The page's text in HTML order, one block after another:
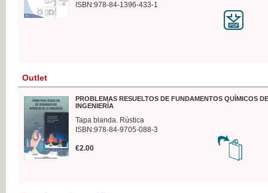
ISBN:978-84-1396-433-1
Outlet
PROBLEMAS RESUELTOS DE FUNDAMENTOS QUÍMICOS
INGENIERÍA
Tapa blanda. Rústica
ISBN:978-84-9705-088-3
€2.00